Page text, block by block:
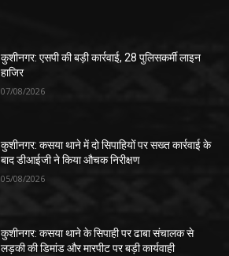
कुशीनगर: एसपी की बड़ी कार्रवाई, 28 पुलिसकर्मी लाइन
हाजिर
07/08/2026
कुशीनगर: कसया थाने में दो सिपाहियों पर सख्त कार्रवाई के
बाद डीआईजी ने किया औचक निरीक्षण
05/08/2026
कुशीनगर: कसया थाने के सिपाही पर ढाबा संचालक से
लड़की की डिमांड और मारपीट पर बड़ी कार्यवाही